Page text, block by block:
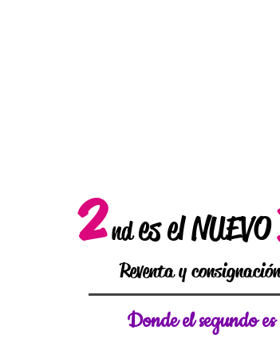
2 nd es el NUEVO
Reventa y consignación
Donde elsegundo es